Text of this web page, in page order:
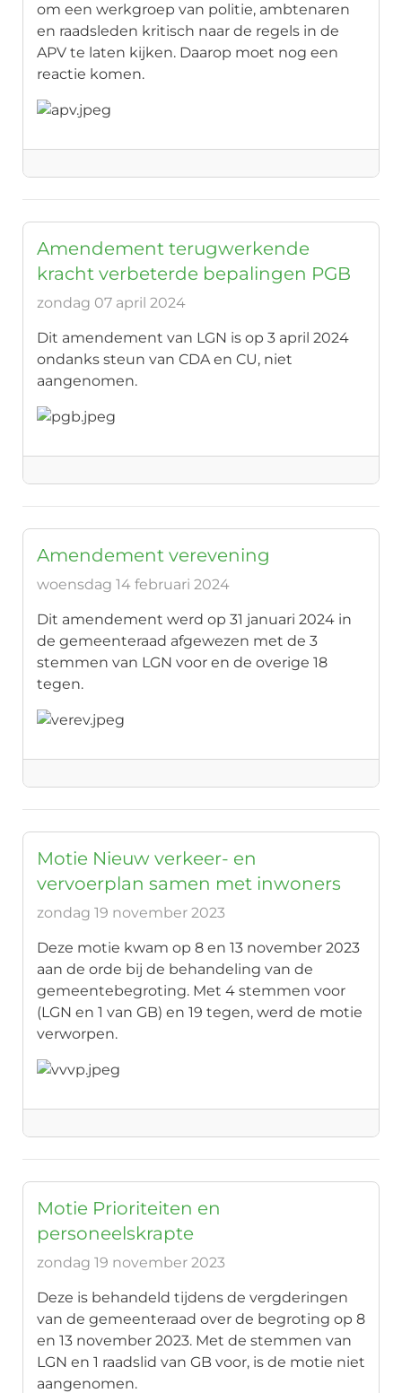
om een werkgroep van politie, ambtenaren
en raadsleden kritisch naar de regels in de
APV te laten kijken. Daarop moet nog een
reactie komen.
Amendement terugwerkende
kracht verbeterde bepalingen PGB
zondag 07 april 2024
Dit amendement van LGN is op 3 april 2024
ondanks steun van CDA en CU, niet
aangenomen.
Amendement verevening
woensdag 14 februari 2024
Dit amendement werd op 31 januari 2024 in
de gemeenteraad afgewezen met de 3
stemmen van LGN voor en de overige 18
tegen.
Motie Nieuw verkeer- en
vervoerplan samen met inwoners
zondag 19 november 2023
Deze motie kwam op 8 en 13 november 2023
aan de orde bij de behandeling van de
gemeentebegroting. Met 4 stemmen voor
(LGN en 1 van GB) en 19 tegen, werd de motie
verworpen.
Motie Prioriteiten en
personeelskrapte
zondag 19 november 2023
Deze is behandeld tijdens de vergderingen
van de gemeenteraad over de begroting op 8
en 13 november 2023. Met de stemmen van
LGN en 1 raadslid van GB voor, is de motie niet
aangenomen.